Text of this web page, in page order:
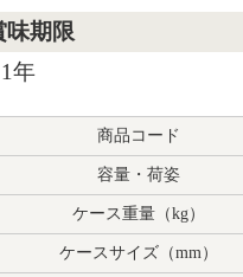
味期限
1年
商品コード
容量・荷姿
ケース重量（kg）
ケースサイズ（mm）